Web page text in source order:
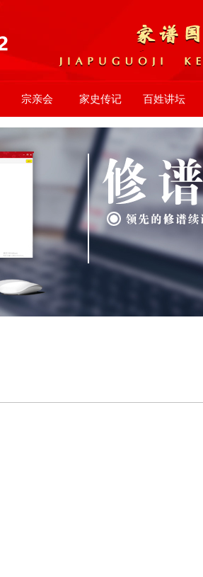
宗亲会 家史传记 百姓讲坛